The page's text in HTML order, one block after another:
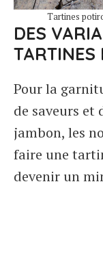
Tartines
DES
TARTINES
Pour la
de saveurs et
jambon, les
faire une
devenir un